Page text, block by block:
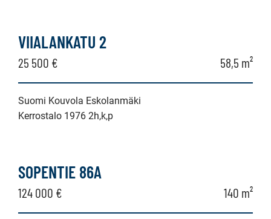
VIIALANKATU 2
25 500 € 58,5 m²
Suomi Kouvola Eskolanmäki
Kerrostalo 1976 2h,k,p
SOPENTIE 86A
124 000 € 140 m²